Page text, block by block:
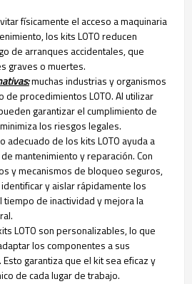
físicamente el acceso a maquinaria
los kits LOTO reducen
de arranques accidentales, que
graves o muertes.
muchas industrias y organismos
procedimientos LOTO. Al utilizar
garantizar el cumplimiento de
los riesgos legales.
adecuado de los kits LOTO ayuda a
mantenimiento y reparación. Con
y mecanismos de bloqueo seguros,
y aislar rápidamente los
de inactividad y mejora la
LOTO son personalizables, lo que
los componentes a sus
garantiza que el kit sea eficaz y
de cada lugar de trabajo.